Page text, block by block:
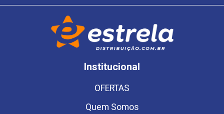
Institucional
OFERTAS
Quem Somos